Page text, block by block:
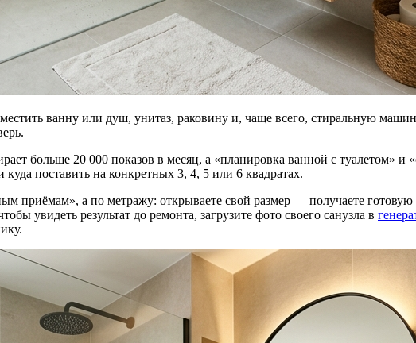
ванну или душ, унитаз, раковину и, чаще всего, стиральную
больше 20 000 показов в месяц, а «планировка ванной с туалетом»
поставить на конкретных 3, 4, 5 или 6 квадратах.
приёмам», а по метражу: открываете свой размер — получаете готовую
увидеть результат до ремонта, загрузите фото своего санузла в